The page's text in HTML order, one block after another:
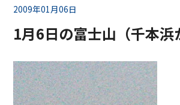
2009年01月06日
1月6日の富士山（千本浜